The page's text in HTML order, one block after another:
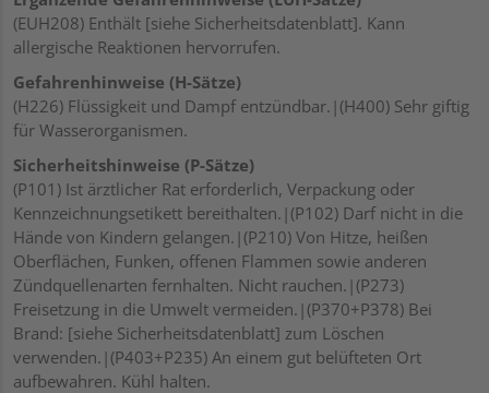
(EUH208) Enthält [siehe Sicherheitsdatenblatt]. Kann
allergische Reaktionen hervorrufen.
Gefahrenhinweise (H-Sätze)
(H226) Flüssigkeit und Dampf entzündbar.|(H400) Sehr giftig
für Wasserorganismen.
Sicherheitshinweise (P-Sätze)
(P101) Ist ärztlicher Rat erforderlich, Verpackung oder
Kennzeichnungsetikett bereithalten.|(P102) Darf nicht in die
Hände von Kindern gelangen.|(P210) Von Hitze, heißen
Oberflächen, Funken, offenen Flammen sowie anderen
Zündquellenarten fernhalten. Nicht rauchen.|(P273)
Freisetzung in die Umwelt vermeiden.|(P370+P378) Bei
Brand: [siehe Sicherheitsdatenblatt] zum Löschen
verwenden.|(P403+P235) An einem gut belüfteten Ort
aufbewahren. Kühl halten.